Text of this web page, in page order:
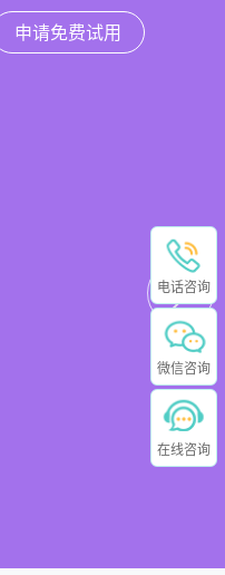
申请免费试用
电话咨询
微信咨询
在线咨询